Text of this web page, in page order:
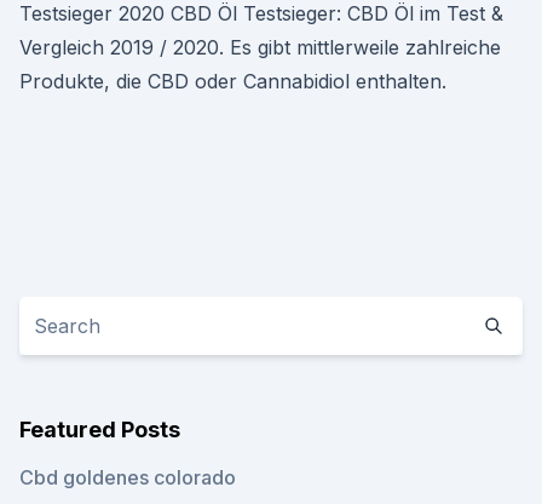
Testsieger 2020 CBD Öl Testsieger: CBD Öl im Test &
Vergleich 2019 / 2020. Es gibt mittlerweile zahlreiche
Produkte, die CBD oder Cannabidiol enthalten.
Featured Posts
Cbd goldenes colorado